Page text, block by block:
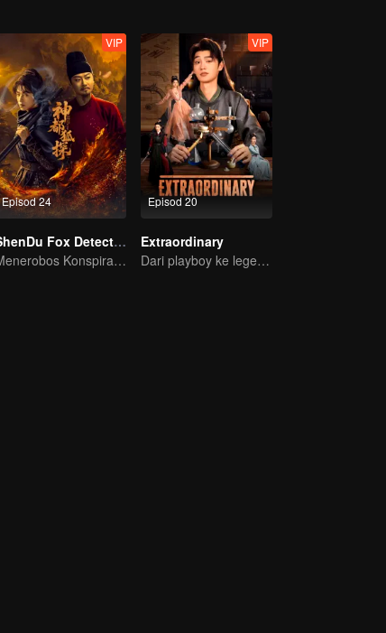
Episod 24
VIP
ShenDu Fox Detective
Menerobos Konspirasi, Membongkar Misteri di Kota Dewata
Episod 20
VIP
Extraordinary
Dari playboy ke legenda, hidup dia macam ON cheat!